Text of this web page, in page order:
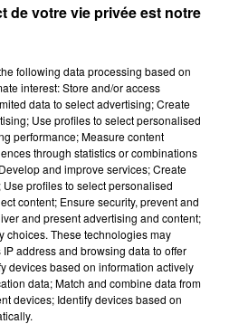
- 24/07/26
de votre vie privée est notre
following data processing based on
interest: Store and/or access
data to select advertising; Create
Use profiles to select personalised
performance; Measure content
through statistics or combinations
and improve services; Create
profiles to select personalised
content; Ensure security, prevent and
and present advertising and content;
choices. These technologies may
address and browsing data to offer
devices based on information actively
data; Match and combine data from
devices; Identify devices based on